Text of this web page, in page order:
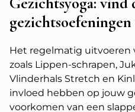
Het regelmatig uitvoeren
zoals Lippen-schrapen,
Vlinderhals Stretch en
invloed hebben op jouw
voorkomen van een